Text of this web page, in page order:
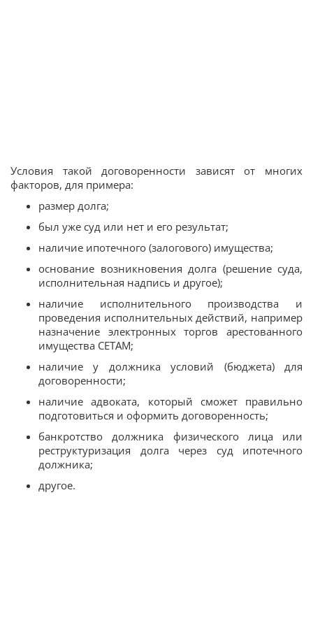
Условия такой договоренности зависят от многих
факторов, для примера:
размер долга;
был уже суд или нет и его результат;
наличие ипотечного (залогового) имущества;
основание возникновения долга (решение суда,
исполнительная надпись и другое);
наличие исполнительного производства и
проведения исполнительных действий, например
назначение электронных торгов арестованного
имущества СЕТАМ;
наличие у должника условий (бюджета) для
договоренности;
наличие адвоката, который сможет правильно
подготовиться и оформить договоренность;
банкротство должника физического лица или
реструктуризация долга через суд ипотечного
должника;
другое.